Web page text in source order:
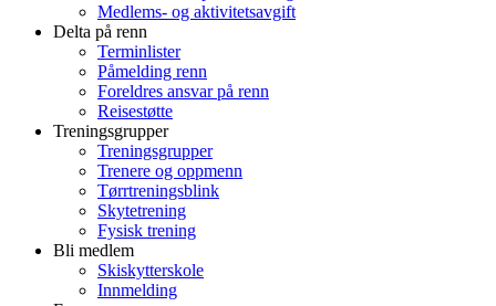
Medlems- og aktivitetsavgift
Delta på renn
Terminlister
Påmelding renn
Foreldres ansvar på renn
Reisestøtte
Treningsgrupper
Treningsgrupper
Trenere og oppmenn
Tørrtreningsblink
Skytetrening
Fysisk trening
Bli medlem
Skiskytterskole
Innmelding